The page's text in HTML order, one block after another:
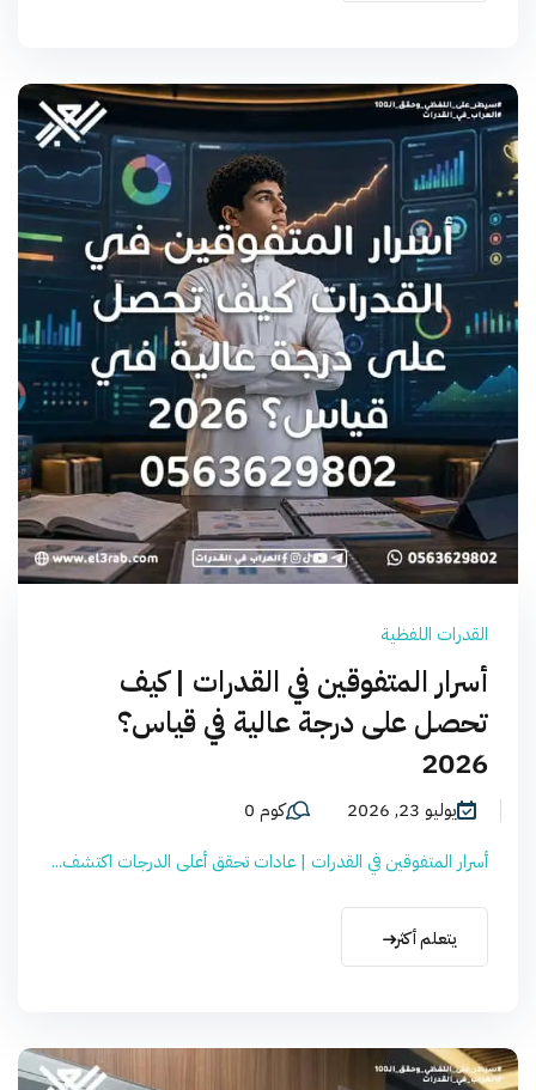
القدرات اللفظية
أسرار المتفوقين في القدرات | كيف
تحصل على درجة عالية في قياس؟
2026
يوليو 23, 2026
كوم 0
أسرار المتفوقين في القدرات | عادات تحقق أعلى الدرجات اكتشف...
يتعلم أكثر